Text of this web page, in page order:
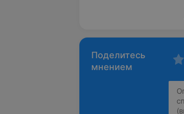
Поделитесь
мнением